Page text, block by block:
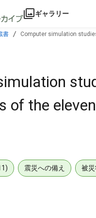
ギャラリー
書 Computer simulation
of the
震災への備え 被災